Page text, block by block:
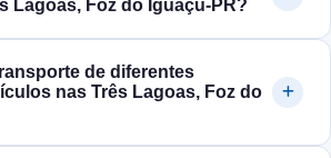
Lagoas, Foz do Iguaçu‑PR?
de diferentes
nas Três Lagoas, Foz do